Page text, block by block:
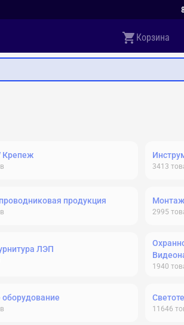
Корзина
Крепеж
3413
продукция
2995
ЛЭП
1940
11646